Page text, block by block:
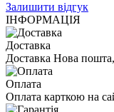
Залишити відгук
ІНФОРМАЦІЯ
Доставка
Доставка Нова
Оплата
Оплата карткою на